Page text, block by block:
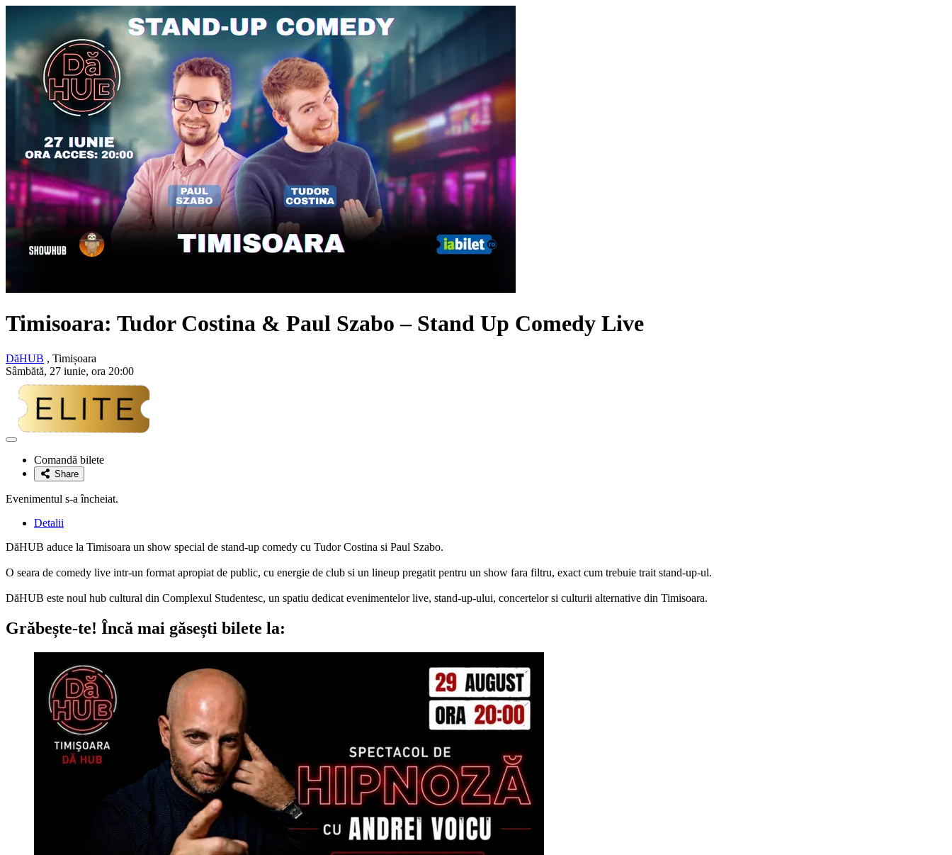
Timisoara: Tudor Costina & Paul Szabo – Stand Up Comedy Live
DăHUB , Timișoara
Sâmbătă, 27 iunie, ora 20:00
Adaugă
favoriteComandă bilete
Share
Evenimentul s-a încheiat.
Detalii
DăHUB aduce la Timisoara un show special de stand-up comedy cu Tudor Costina si Paul Szabo.
O seara de comedy live intr-un format apropiat de public, cu energie de club si un lineup pregatit pentru un show fara filtru, exact cum trebuie trait stand-up-ul.
DăHUB este noul hub cultural din Complexul Studentesc, un spatiu dedicat evenimentelor live, stand-up-ului, concertelor si culturii alternative din Timisoara.
Grăbește-te! Încă mai găsești bilete la: